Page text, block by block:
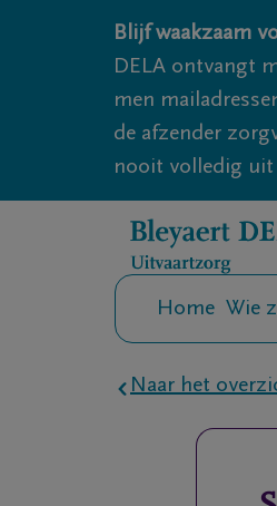
Overslaan en naar inhoud
Blijf waakzaam
DELA ontvangt
men
de afzender
nooit volledig uit
Home Wie
Naar het